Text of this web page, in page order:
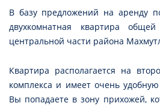
В базу предложений на аренду
двухкомнатная квартира
центральной части района
Квартира располагается на
комплекса и имеет очень
Вы попадаете в зону прихожей,